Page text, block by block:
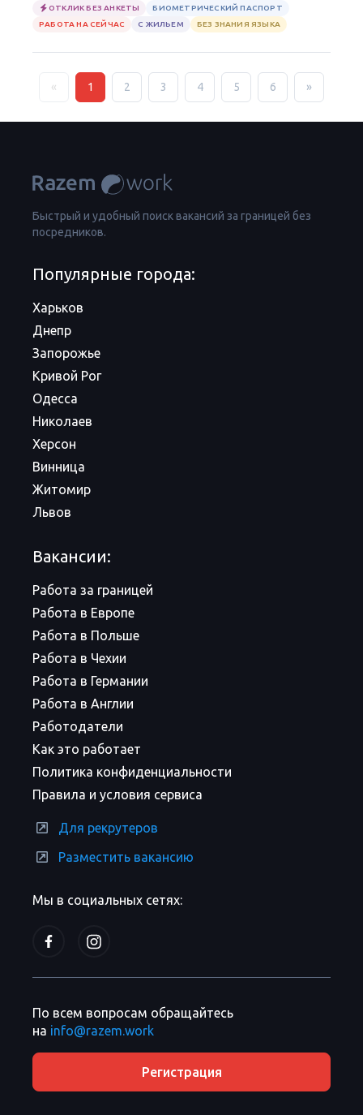
ОТКЛИК БЕЗ АНКЕТЫ
БИОМЕТРИЧЕСКИЙ ПАСПОРТ
РАБОТА НА СЕЙЧАС
С ЖИЛЬЕМ БЕЗ ЗНАНИЯ ЯЗЫКА
« 1 2 3 4 5 6 »
Быстрый и удобный поиск вакансий за границей без
посредников.
Мы в социальных сетях:
Популярные города:
Харьков
Днепр
Запорожье
Кривой Рог
Одесса
Николаев
Херсон
Винница
Житомир
Львов
Вакансии:
Работа за границей
Работа в Европе
Работа в Польше
Работа в Чехии
Работа в Германии
Работа в Англии
Работодатели
Как это работает
Политика конфиденциальности
Правила и условия сервиса
Для рекрутеров
Разместить вакансию
По всем вопросам обращайтесь
на info@razem.work
Регистрация